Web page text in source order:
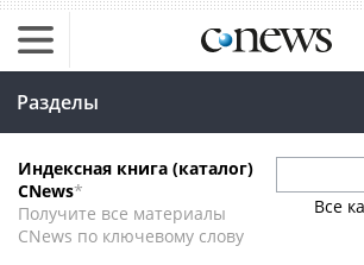
Разделы
Индексная книга (каталог)
CNews*
Получите все материалы
CNews по ключевому слову
Все